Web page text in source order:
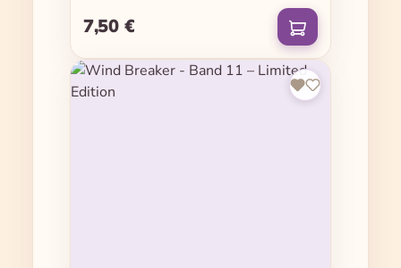
Regulärer Preis:
7,50 €